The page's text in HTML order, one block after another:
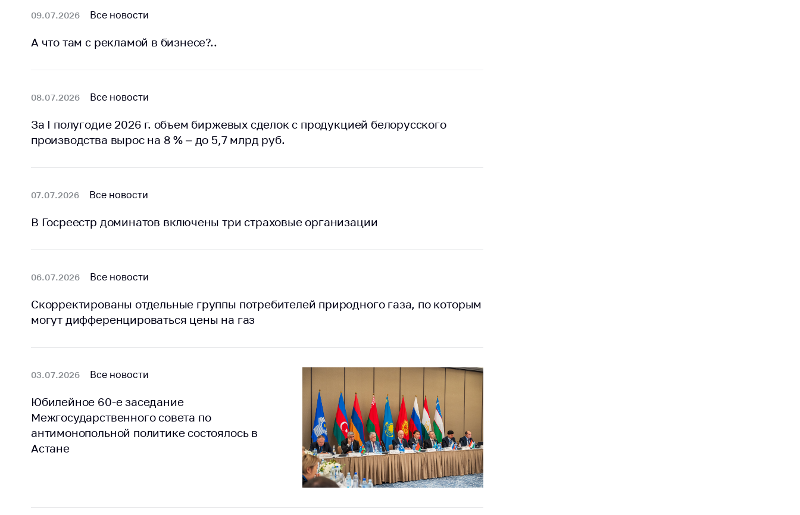
09.07.2026 Все новости
А что там с рекламой в бизнесе?..
08.07.2026 Все новости
За I полугодие 2026 г. объем биржевых сделок с продукцией белорусского
производства вырос на 8 % – до 5,7 млрд руб.
07.07.2026 Все новости
В Госреестр доминатов включены три страховые организации
06.07.2026 Все новости
Скорректированы отдельные группы потребителей природного газа, по которым
могут дифференцироваться цены на газ
03.07.2026 Все новости
Юбилейное 60-е заседание
Межгосударственного совета по
антимонопольной политике состоялось в
Астане